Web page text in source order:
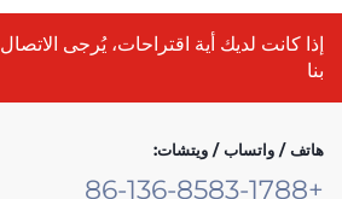
إذا كانت لديك أية اقتراحات، يُرجى الاتصال
بنا
هاتف / واتساب / ويتشات:
+86-136-8583-1788